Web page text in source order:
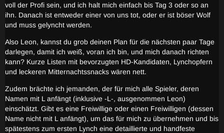
voll der Profi sein, und ich halt mich einfach bis Tag 3 oder so an
ihn. Danach ist entweder einer von uns tot, oder er ist böser Wolf
und muss gelyncht werden.
Also Leon, kannst du grob deinen Plan für die nächsten paar Tage
darlegen, damit ich weiß, voran ich bin, und mich danach richten
kann? Kurze Listen mit bevorzugten HD-Kandidaten, Lynchopfern
und leckeren Mitternachtssnacks wären nett.
Zudem brächte ich jemanden, der für mich alle Spieler, deren
Namen mit L anfängt (inklusive -L-, ausgenommen Leon)
einschätzt. Gibt es eine Freiwillige oder einen Freiwilligen (dessen
Name nicht mit L anfängt), um das für mich zu übernehmen und bis
spätestens zum ersten Lynch eine detaillierte und handfeste